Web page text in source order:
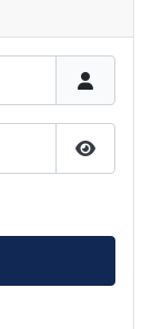
Näytä